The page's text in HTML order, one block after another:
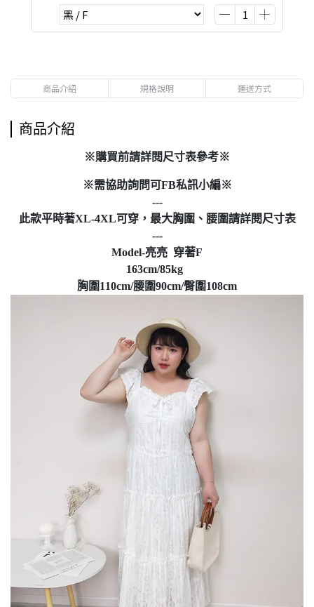
商品介紹 規格說明 運送方式
商品介紹
※購買前請詳閱尺寸表參考※
※需協助詢問可FB私訊小編※
---
此款平時著XL-4XL可穿，最大胸圍、腰圍請詳閱尺寸表
---
Model-亮亮 穿著F
163cm/85kg
胸圍110cm/腰圍90cm/臀圍108cm